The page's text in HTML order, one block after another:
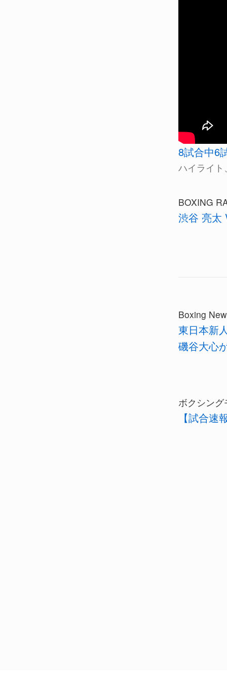
8試合中6
ハイライト
BOXING
渋谷 亮太
Boxing
東日本新
磯谷大心
ボクシン
【試合